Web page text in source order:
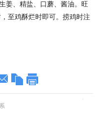
姜、精盐、口蘑、酱油。旺
至鸡酥烂时即可。捞鸡时注